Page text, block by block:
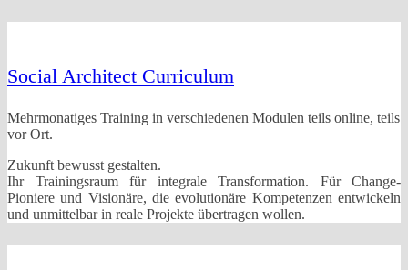
Social Architect Curriculum
Mehrmonatiges Training in verschiedenen Modulen teils online, teils
vor Ort.
Zukunft bewusst gestalten.
Ihr Trainingsraum für integrale Transformation. Für Change-
Pioniere und Visionäre, die evolutionäre Kompetenzen entwickeln
und unmittelbar in reale Projekte übertragen wollen.